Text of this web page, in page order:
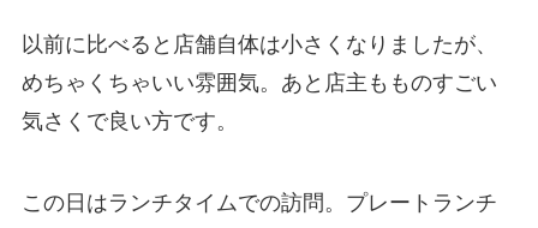
以前に比べると店舗自体は小さくなりましたが、
めちゃくちゃいい雰囲気。あと店主もものすごい
気さくで良い方です。
この日はランチタイムでの訪問。プレートランチ